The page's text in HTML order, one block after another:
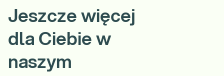
Jeszcze więcej
dla Ciebie w
naszym